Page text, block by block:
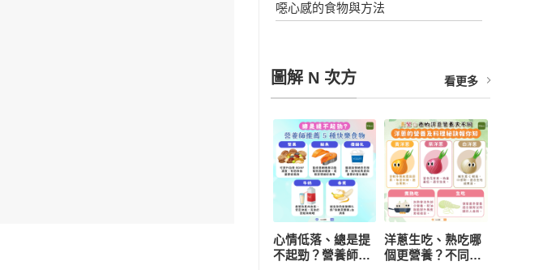
噁心感的食物與方法
圖解 N 次方 看更多
心情低落、總是提
不起勁？營養師推
洋蔥生吃、熟吃哪
個更營養？不同顏